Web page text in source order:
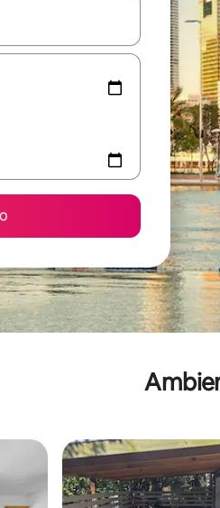
lëviz me butonat e